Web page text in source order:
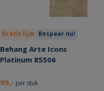
Gratis lijm Bespaar nu!
Behang Arte Icons
Platinum 85506
99,- per stuk